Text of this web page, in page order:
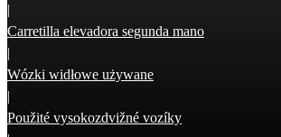
|
Carretilla elevadora segunda mano
|
Wózki widłowe używane
|
Použité vysokozdvižné vozíky